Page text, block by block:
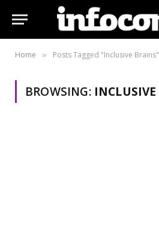
Home » Posts Tagged "Inclusive Brains"
BROWSING: